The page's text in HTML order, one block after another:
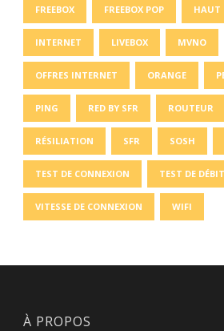
FREEBOX FREEBOX POP HAUT
INTERNET LIVEBOX MVNO
OFFRES INTERNET ORANGE
PING RED BY SFR ROUTEUR
RÉSILIATION SFR SOSH
TEST DE CONNEXION TEST DE DÉBIT
VITESSE DE CONNEXION WIFI
À PROPOS